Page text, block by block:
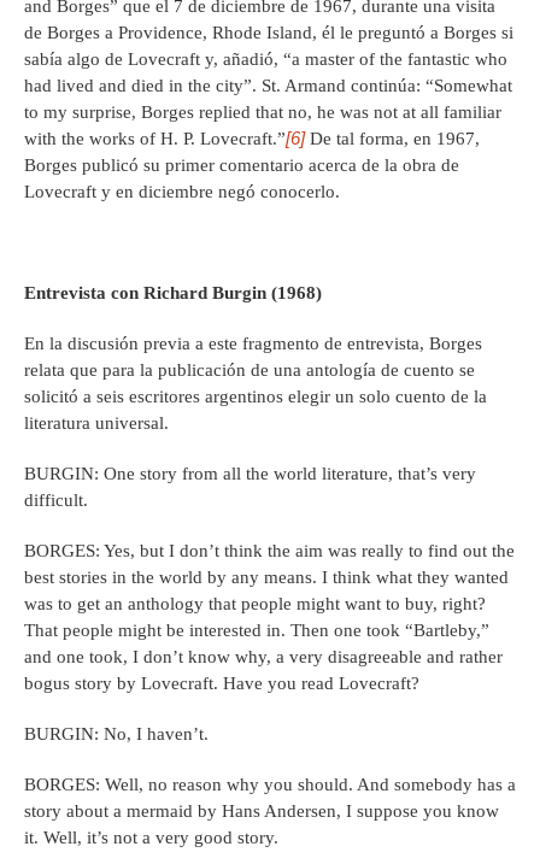
and Borges” que el 7 de diciembre de 1967, durante una visita
de Borges a Providence, Rhode Island, él le preguntó a Borges si
sabía algo de Lovecraft y, añadió, “a master of the fantastic who
had lived and died in the city”. St. Armand continúa: “Somewhat
to my surprise, Borges replied that no, he was not at all familiar
with the works of H. P. Lovecraft.”[6]De tal forma, en 1967,
Borges publicó su primer comentario acerca de la obra de
Lovecraft y en diciembre negó conocerlo.
Entrevista con Richard Burgin (1968)
En la discusión previa a este fragmento de entrevista, Borges
relata que para la publicación de una antología de cuento se
solicitó a seis escritores argentinos elegir un solo cuento de la
literatura universal.
BURGIN: One story from all the world literature, that’s very
difficult.
BORGES: Yes, but I don’t think the aim was really to find out the
best stories in the world by any means. I think what they wanted
was to get an anthology that people might want to buy, right?
That people might be interested in. Then one took “Bartleby,”
and one took, I don’t know why, a very disagreeable and rather
bogus story by Lovecraft. Have you read Lovecraft?
BURGIN: No, I haven’t.
BORGES: Well, no reason why you should. And somebody has a
story about a mermaid by Hans Andersen, I suppose you know
it. Well, it’s not a very good story.